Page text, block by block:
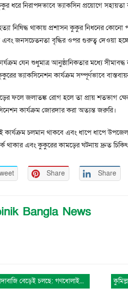
ধরে নিরাপদভাবে ভ্যাকসিন প্রয়োগে সহায়তা
নিষিদ্ধ থাকায় প্রশাসন কুকুর নিধনের
এবং জনসচেতনতা বৃদ্ধির ওপর গুরুত্ব দেওয়া
যেন শুধুমাত্র আনুষ্ঠানিকতার মধ্যে
ভ্যাকসিনেশন কার্যক্রম সম্পূর্ণভাবে
ফলে জলাতঙ্ক রোগ হলে তা প্রায় শতভাগ
কার্যক্রম জোরদার করা অত্যন্ত জরুরি।
কার্যক্রম চলমান থাকবে এবং ধাপে ধাপে
থাকার এবং কুকুরের কামড়ের ঘটনায় দ্রুত
Share Share
Bangla News
কুমিল্লা আদালত এলাকায় চাঁদাবাজি বেড়েই চলছে: গণধোলাইয়ের পরও ধরাছোঁয়ার বাইরে চক্র